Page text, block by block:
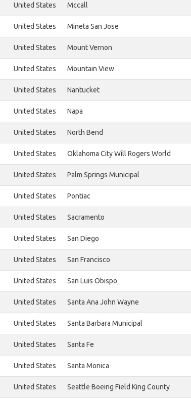
United States Mccall
United States Mineta San Jose
United States Mount Vernon
United States Mountain View
United States Nantucket
United States Napa
United States North Bend
United States Oklahoma City Will Rogers World
United States Palm Springs Municipal
United States Pontiac
United States Sacramento
United States San Diego
United States San Francisco
United States San Luis Obispo
United States Santa Ana John Wayne
United States Santa Barbara Municipal
United States Santa Fe
United States Santa Monica
United States Seattle Boeing Field King County